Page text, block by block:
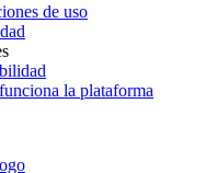
de uso
la plataforma